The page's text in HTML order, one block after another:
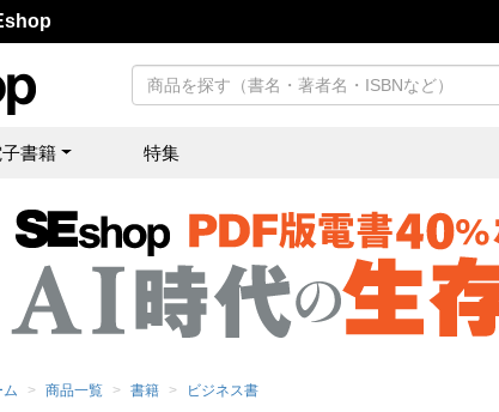
書籍 特集
ム 商品一覧 書籍 ビジネス書